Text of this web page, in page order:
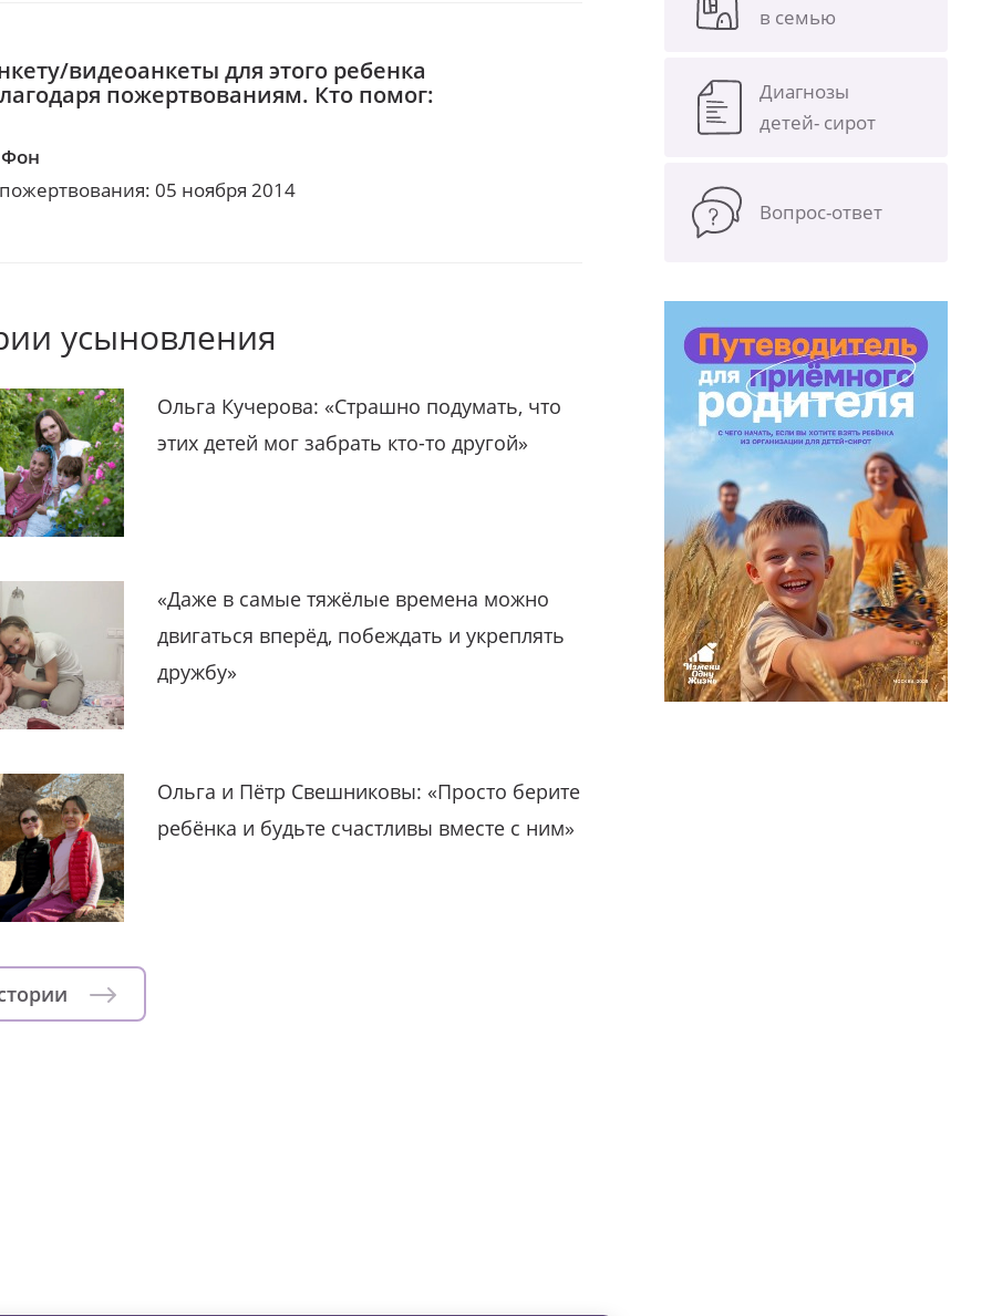
видеоанкеты для этого ребенка
пожертвованиям. Кто помог:
05 ноября 2014
усыновления
Ольга Кучерова: «Страшно подумать, что
этих детей мог забрать кто-то другой»
«Даже в самые тяжёлые времена можно
двигаться вперёд, побеждать и укреплять
дружбу»
Ольга и Пётр Свешниковы: «Просто берите
ребёнка и будьте счастливы вместе с ним»
в семью
Диагнозы
детей- сирот
Вопрос-ответ